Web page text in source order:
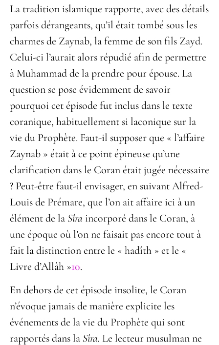
La tradition islamique rapporte, avec des détails
parfois dérangeants, qu’il était tombé sous les
charmes de Zaynab, la femme de son fils Zayd.
Celui-ci l’aurait alors répudié afin de permettre
à Muhammad de la prendre pour épouse. La
question se pose évidemment de savoir
pourquoi cet épisode fut inclus dans le texte
coranique, habituellement si laconique sur la
vie du Prophète. Faut-il supposer que « l’affaire
Zaynab » était à ce point épineuse qu’une
clarification dans le Coran était jugée nécessaire
? Peut-être faut-il envisager, en suivant Alfred-
Louis de Prémare, que l’on ait affaire ici à un
élément de la Sîra incorporé dans le Coran, à
une époque où l’on ne faisait pas encore tout à
fait la distinction entre le « hadîth » et le «
Livre d’Allâh »10.
En dehors de cet épisode insolite, le Coran
n’évoque jamais de manière explicite les
événements de la vie du Prophète qui sont
rapportés dans la Sîra. Le lecteur musulman ne